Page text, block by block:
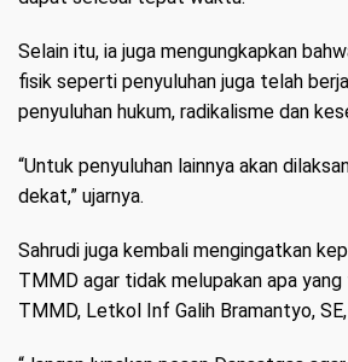
Selain itu, ia juga mengungkapkan
fisik seperti penyuluhan juga telah
penyuluhan hukum, radikalisme dan
“Untuk penyuluhan lainnya akan
dekat,” ujarnya.
Sahrudi juga kembali mengingatkan
TMMD agar tidak melupakan apa
TMMD, Letkol Inf Galih Bramantyo,